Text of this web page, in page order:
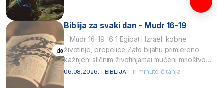
Biblija za svaki dan – Mudr 16-19
Mudr 16-19 16 1 Egipat i Izrael: kobne
životinje, prepelice Zato bijahu primjereno
kažnjeni sličnim životinjamai mučeni mnoštvom
kukaca.2 A narod…
06.08.2026. · BIBLIJA · 11 minute čitanja